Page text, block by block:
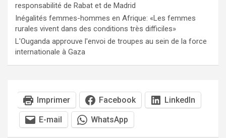
responsabilité de Rabat et de Madrid
Inégalités femmes-hommes en Afrique: «Les femmes
rurales vivent dans des conditions très difficiles»
L'Ouganda approuve l'envoi de troupes au sein de la force
internationale à Gaza
Imprimer Facebook LinkedIn
E-mail WhatsApp